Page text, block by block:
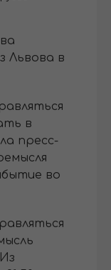
Львова в
в
пресс-
во